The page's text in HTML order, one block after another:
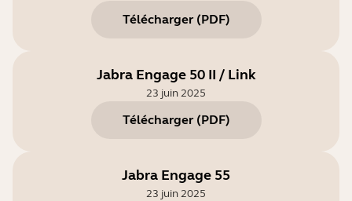
Télécharger (PDF)
Jabra Engage 50 II / Link
23 juin 2025
Télécharger (PDF)
Jabra Engage 55
23 juin 2025